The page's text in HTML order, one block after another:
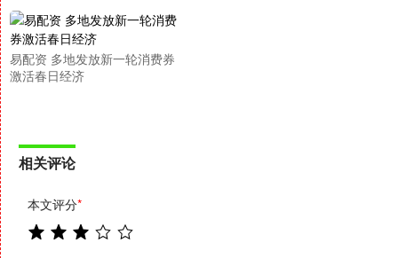
易配资 多地发放新一轮消费券
激活春日经济
相关评论
本文评分*